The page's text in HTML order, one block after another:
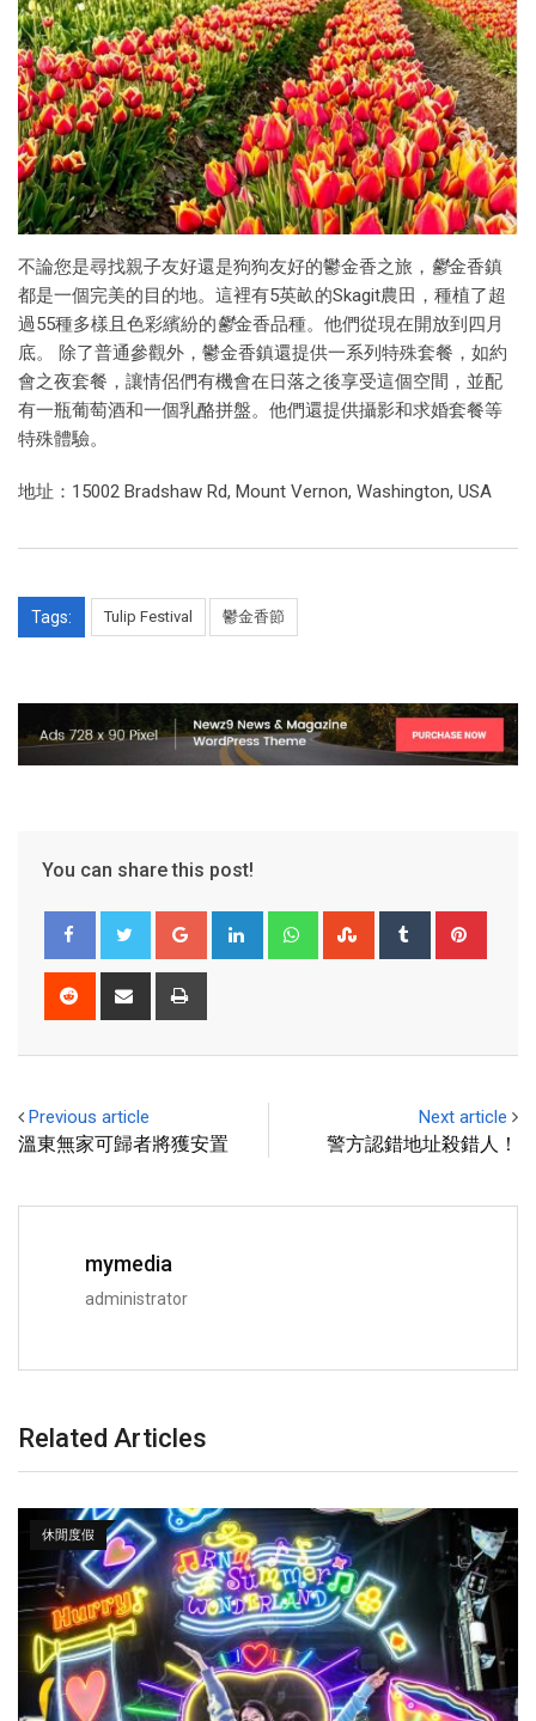
不論您是尋找親子友好還是狗狗友好的鬱金香之旅， 鬱金香鎮
都是一個完美的目的地。這裡有5英畝的Skagit農田，種植了超
過55種多樣且色彩繽紛的鬱金香品種。他們從現在開放到四月
底。 除了普通參觀外，鬱金香鎮還提供一系列特殊套餐，如約
會之夜套餐，讓情侶們有機會在日落之後享受這個空間，並配
有一瓶葡萄酒和一個乳酪拼盤。他們還提供攝影和求婚套餐等
特殊體驗。
地址：15002 Bradshaw Rd, Mount Vernon, Washington, USA
Tags: Tulip Festival 鬱金香節
You can share this post!
Previous article
溫東無家可歸者將獲安置
Next article
警方認錯地址殺錯人！
mymedia
administrator
Related Articles
休閒度假